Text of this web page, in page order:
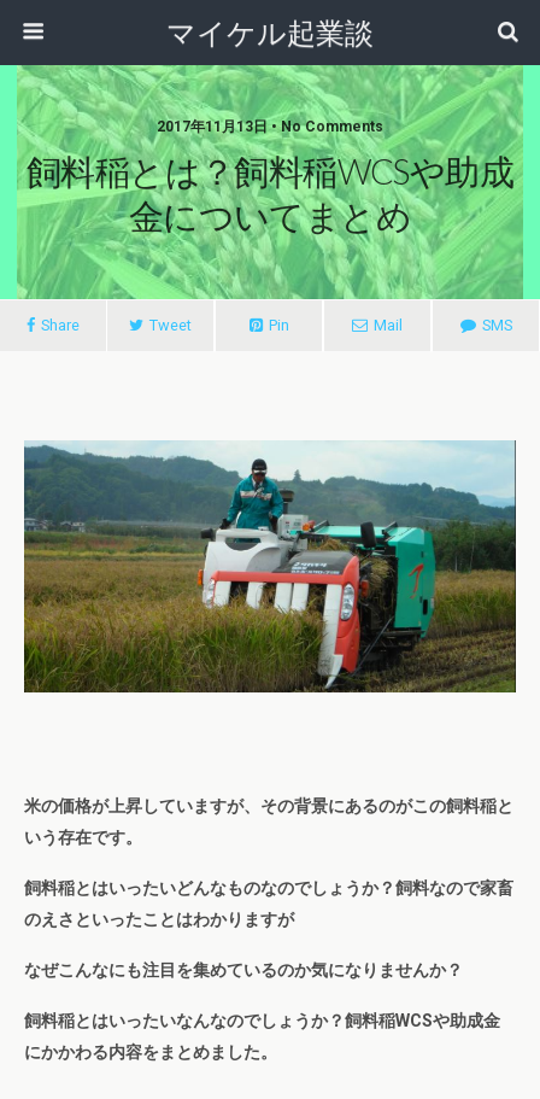
マイケル起業談
2017年11月13日 • No Comments
飼料稲とは？飼料稲WCSや助成
金についてまとめ
Share Tweet Pin Mail SMS
米の価格が上昇していますが、その背景にあるのがこの飼料稲と
いう存在です。
飼料稲とはいったいどんなものなのでしょうか？飼料なので家畜
のえさといったことはわかりますが
なぜこんなにも注目を集めているのか気になりませんか？
飼料稲とはいったいなんなのでしょうか？飼料稲WCSや助成金
にかかわる内容をまとめました。